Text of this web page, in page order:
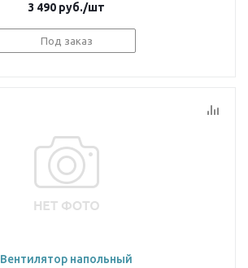
3 490 руб./шт
Под заказ
Вентилятор напольный